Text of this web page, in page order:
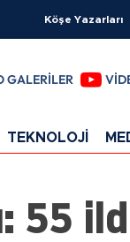
Köşe Yazarları
GALERİLER
TEKNOLOJİ
55